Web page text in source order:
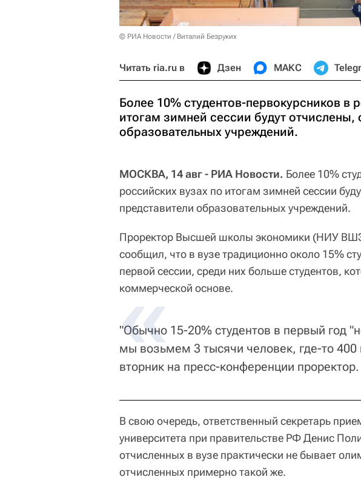
© РИА Новости / Виталий Безруких
Читать ria.ru в Дзен МАКС
Более 10% студентов-первокурсников в
итогам зимней сессии будут отчислены,
образовательных учреждений.
МОСКВА, 14 авг - РИА Новости. Более 10%
российских вузах по итогам зимней сессии
представители образовательных учреждений.
Проректор Высшей школы экономики (НИУ
сообщил, что в вузе традиционно около 15%
первой сессии, среди них больше студентов,
коммерческой основе.
"Обычно 15-20% студентов в первый год
мы возьмем 3 тысячи человек, где-то 400
вторник на пресс-конференции проректор.
В свою очередь, ответственный секретарь
университета при правительстве РФ Денис
отчисленных в вузе практически не бывает
отчисленных примерно такой же.